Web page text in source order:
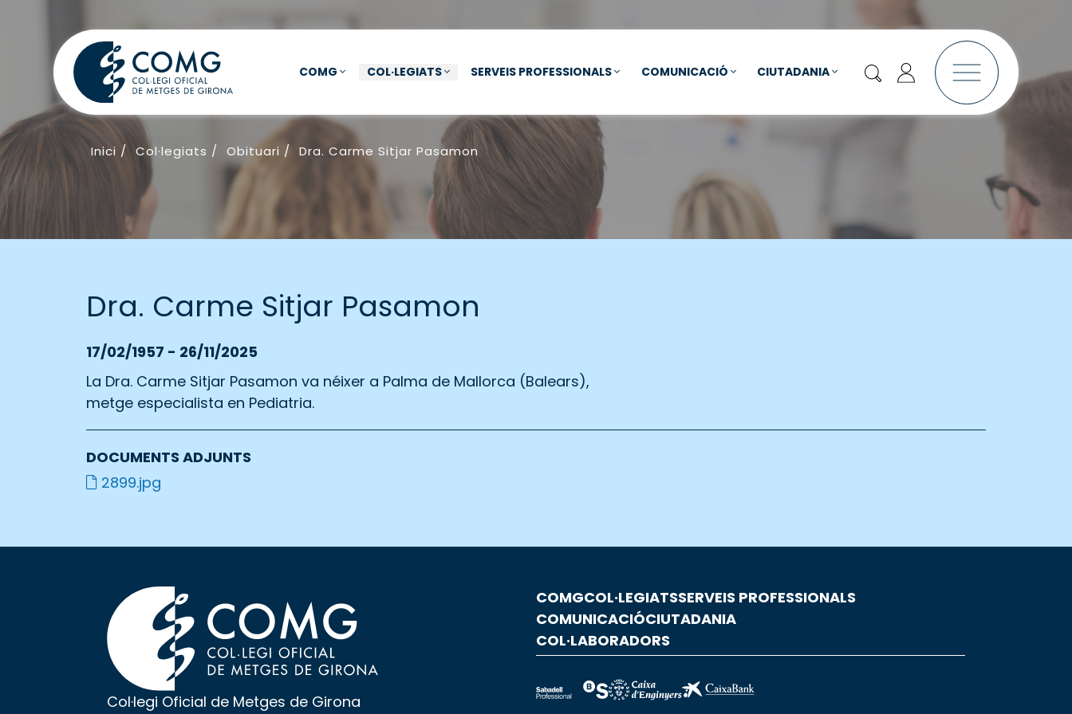
COMG COL·LEGIATS SERVEIS PROFESSIONALS COMUNICACIÓ CIUTADANIA
Inici / Col·legiats / Obituari / Dra. Carme Sitjar Pasamon
Dra. Carme Sitjar Pasamon
17/02/1957 - 26/11/2025
La Dra. Carme Sitjar Pasamon va néixer a Palma de Mallorca (Balears),
metge especialista en Pediatria.
DOCUMENTS ADJUNTS
2899.jpg
Col·legi Oficial de Metges de Girona
COMGCOL·LEGIATSSERVEIS PROFESSIONALS
COMUNICACIÓCIUTADANIA
COL·LABORADORS